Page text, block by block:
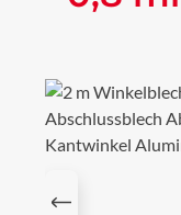
Bildergalerie